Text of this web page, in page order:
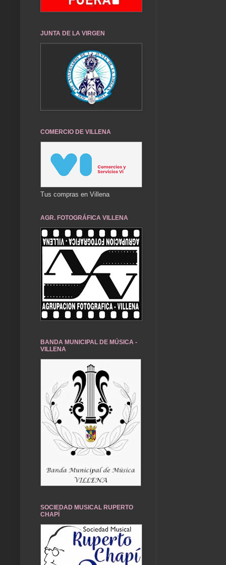
JUNTA DE LA VIRGEN
COMERCIO DE VILLENA
Tus compras en Villena
AGR. FOTOGRÁFICA VILLENA
BANDA MUNICIPAL DE MÚSICA -
VILLENA
SOCIEDAD MUSICAL RUPERTO
CHAPÍ